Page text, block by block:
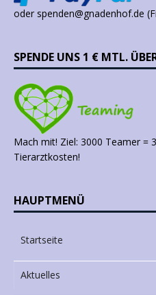
oder spenden@gnadenhof.de
SPENDE UNS 1 € MTL.
Mach mit! Ziel: 3000 Teamer =
Tierarztkosten!
HAUPTMENÜ
Startseite
Aktuelles